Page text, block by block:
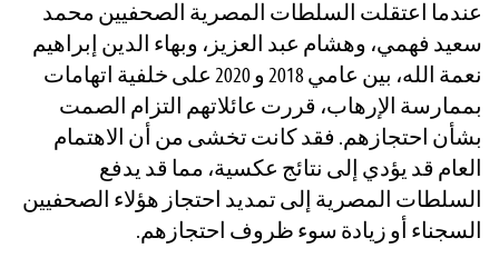
عندما اعتقلت السلطات المصرية الصحفيين محمد
سعيد فهمي، وهشام عبد العزيز، وبهاء الدين إبراهيم
نعمة الله، بين عامي 2018 و 2020 على خلفية اتهامات
بممارسة الإرهاب، قررت عائلاتهم التزام الصمت
بشأن احتجازهم. فقد كانت تخشى من أن الاهتمام
العام قد يؤدي إلى نتائج عكسية، مما قد يدفع
السلطات المصرية إلى تمديد احتجاز هؤلاء الصحفيين
السجناء أو زيادة سوء ظروف احتجازهم.